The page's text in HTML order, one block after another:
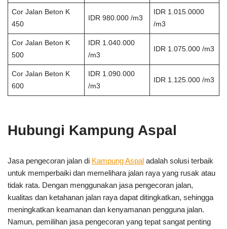
Cor Jalan Beton K
450
IDR 980.000 /m3
IDR 1.015.0000
/m3
Cor Jalan Beton K
500
IDR 1.040.000
/m3
IDR 1.075.000 /m3
Cor Jalan Beton K
600
IDR 1.090.000
/m3
IDR 1.125.000 /m3
Hubungi Kampung Aspal
Jasa pengecoran jalan di Kampung Aspal adalah solusi terbaik
untuk memperbaiki dan memelihara jalan raya yang rusak atau
tidak rata. Dengan menggunakan jasa pengecoran jalan,
kualitas dan ketahanan jalan raya dapat ditingkatkan, sehingga
meningkatkan keamanan dan kenyamanan pengguna jalan.
Namun, pemilihan jasa pengecoran yang tepat sangat penting